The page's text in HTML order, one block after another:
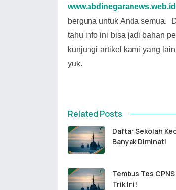
www.abdinegaranews.web .id
berguna untuk Anda semua.
tahu info ini bisa jadi bahan
kunjungi artikel kami yang
yuk.
Related Posts
Daftar Sekolah
Banyak Diminati
Tembus Tes
Trik Ini!